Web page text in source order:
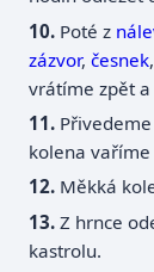
Poté z
zázvor,česnek
vrátíme zpět a
kolena
Měkká
Z hrnce
kastrolu.